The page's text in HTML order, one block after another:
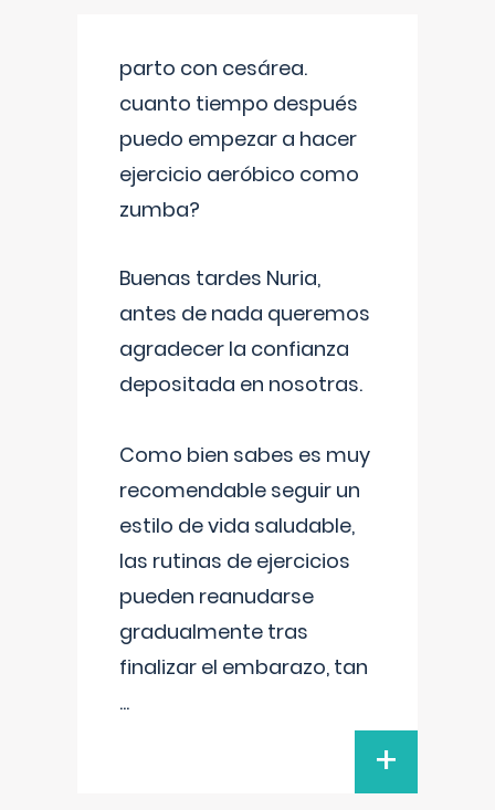
parto con cesárea.
cuanto tiempo después
puedo empezar a hacer
ejercicio aeróbico como
zumba?
Buenas tardes Nuria,
antes de nada queremos
agradecer la confianza
depositada en nosotras.
Como bien sabes es muy
recomendable seguir un
estilo de vida saludable,
las rutinas de ejercicios
pueden reanudarse
gradualmente tras
finalizar el embarazo, tan
...
+